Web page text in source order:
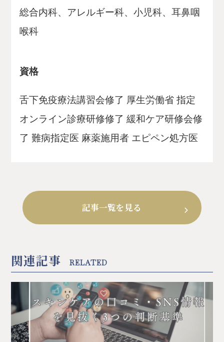
総合内科、アレルギー科、小児科、耳鼻咽
喉科
資格
舌下免疫療法講習会修了 厚生労働省 指定
オンライン診療研修修了 緩和ケア研修会修
了 難病指定医 麻薬施用者 エピペン処方医
記事一覧を見る
関連記事 RELATED